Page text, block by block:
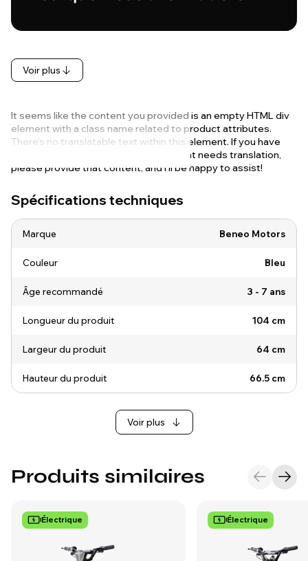
Voir plus
It seems like the content you provided is an empty HTML div
element with a class name related to product attributes.
There's no translatable text within this element. If you have
specific product information or text that needs translation,
please provide that content, and I'll be happy to assist!
Spécifications techniques
Marque Beneo Motors
Couleur Bleu
Âge recommandé 3 - 7 ans
Longueur du produit 104 cm
Largeur du produit 64 cm
Hauteur du produit 66.5 cm
Voir plus
Produits similaires
Électrique Électrique